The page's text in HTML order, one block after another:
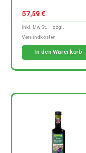
57,59€
In den Warenkorb